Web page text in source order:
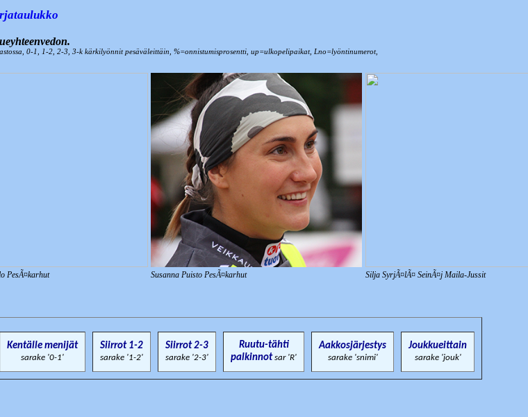
0-1, 1-2, 2-3, 3-k kärkilyönnit pesäväleittäin, %=onnistumisprosentti, up=ulkopelipaikat, Lno=lyöntinumerot,
PesÃ¤karhut Susanna Puisto PesÃ¤karhut Silja SyrjÃ¤lÃ¤ SeinÃ¤j Maila-Jussit
Kentälle menijät
sarake '0-1'
Siirrot 1-2
sarake '1-2'
Siirrot 2-3
sarake '2-3'
Ruutu-tähti
palkinnotsar 'R'
Aakkosjärjestys
sarake 'snimi'
Joukkueittain
sarake 'jouk'